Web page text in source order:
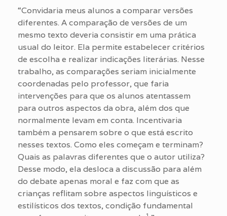
“Convidaria meus alunos a comparar versões
diferentes. A comparação de versões de um
mesmo texto deveria consistir em uma prática
usual do leitor. Ela permite estabelecer critérios
de escolha e realizar indicações literárias. Nesse
trabalho, as comparações seriam inicialmente
coordenadas pelo professor, que faria
intervenções para que os alunos atentassem
para outros aspectos da obra, além dos que
normalmente levam em conta. Incentivaria
também a pensarem sobre o que está escrito
nesses textos. Como eles começam e terminam?
Quais as palavras diferentes que o autor utiliza?
Desse modo, ela desloca a discussão para além
do debate apenas moral e faz com que as
crianças reflitam sobre aspectos linguísticos e
estilísticos dos textos, condição fundamental